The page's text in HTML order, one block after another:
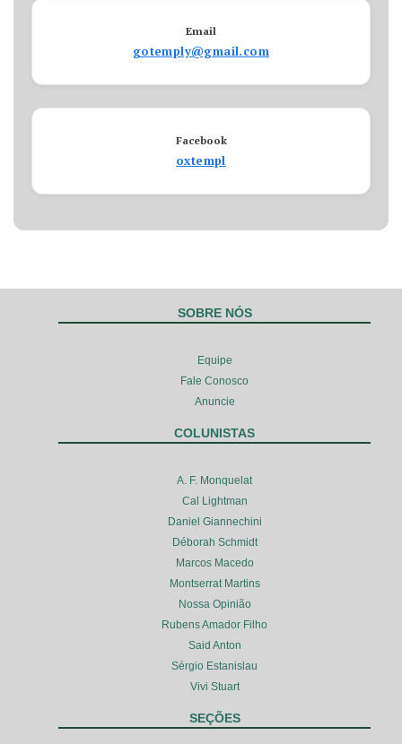
Email
gotemply@gmail.com
Facebook
oxtempl
SOBRE NÓS
Equipe
Fale Conosco
Anuncie
COLUNISTAS
A. F. Monquelat
Cal Lightman
Daniel Giannechini
Déborah Schmidt
Marcos Macedo
Montserrat Martins
Nossa Opinião
Rubens Amador Filho
Said Anton
Sérgio Estanislau
Vivi Stuart
SEÇÕES